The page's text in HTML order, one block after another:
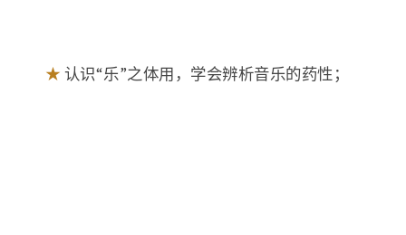
★ 认识“乐”之体用，学会辨析音乐的药性；